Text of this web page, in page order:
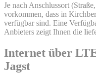
Je nach Anschlussort
vorkommen, dass in
verfügbar sind. Eine
Anbieters zeigt Ihnen die
Internet über
Jagst